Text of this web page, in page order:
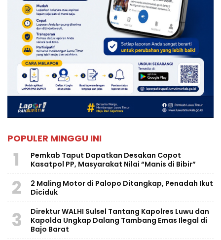
POPULER MINGGU INI
1
Pemkab Taput Dapatkan Desakan Copot
Kasatpol PP, Masyarakat Nilai “Manis di Bibir”
2
2 Maling Motor di Palopo Ditangkap, Penadah Ikut
Diciduk
3
Direktur WALHI Sulsel Tantang Kapolres Luwu dan
Kapolda Ungkap Dalang Tambang Emas Ilegal di
Bajo Barat